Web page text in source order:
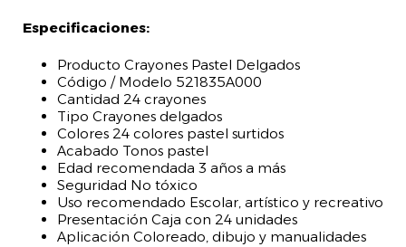
Especificaciones:
Producto Crayones Pastel Delgados
Código / Modelo 521835A000
Cantidad 24 crayones
Tipo Crayones delgados
Colores 24 colores pastel surtidos
Acabado Tonos pastel
Edad recomendada 3 años a más
Seguridad No tóxico
Uso recomendado Escolar, artístico y recreativo
Presentación Caja con 24 unidades
Aplicación Coloreado, dibujo y manualidades